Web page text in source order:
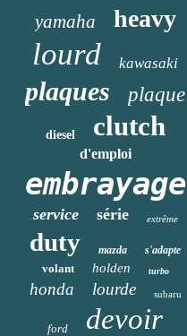
yamaha heavy
lourd kawasaki
plaques plaque
diesel clutch
d'emploi
embrayage
service série extrême
duty mazda s'adapte
volant holden turbo
honda lourde subaru
ford devoir